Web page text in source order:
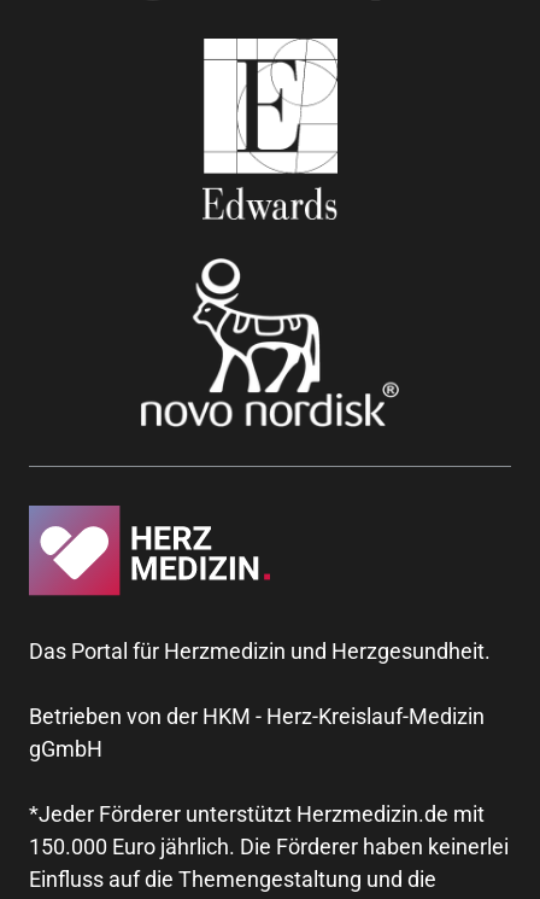
Das Portal für Herzmedizin und Herzgesundheit.
Betrieben von der HKM - Herz-Kreislauf-Medizin
gGmbH
*Jeder Förderer unterstützt Herzmedizin.de mit
150.000 Euro jährlich. Die Förderer haben keinerlei
Einfluss auf die Themengestaltung und die